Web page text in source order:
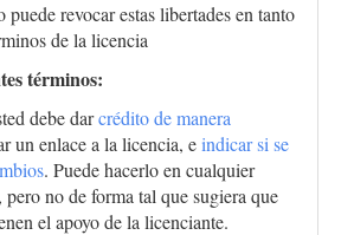
revocar estas libertades en tanto
de la licencia
términos:
debe darcrédito de manera
un enlace a la licencia, eindicar si se
. Puede hacerlo en cualquier
no de forma tal que sugiera que
el apoyo de la licenciante.